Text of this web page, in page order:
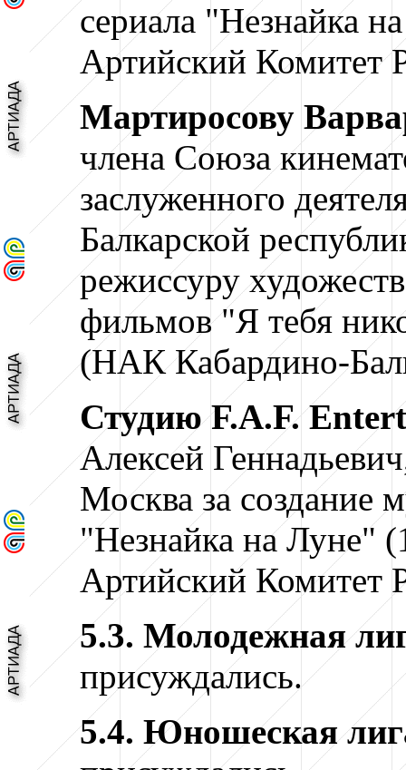
сериала "Незнайка
Артийский Комитет
Мартиросову
члена Союза
заслуженного
Балкарской
режиссуру
фильмов "Я тебя
(НАК Кабардино-
Студию F.A.F.
Алексей
Москва за создание
"Незнайка на Луне"
Артийский Комитет
5.3. Молодежная
присуждались.
5.4. Юношеская